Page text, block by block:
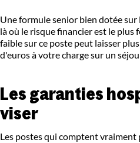
Une formule senior bien dotée
là où le risque financier est le
faible sur ce poste peut laisser
d'euros à votre charge sur un
Les garanties
viser
Les postes qui comptent